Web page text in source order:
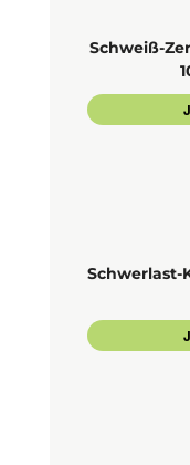
Schweiß-
Schwerlast-